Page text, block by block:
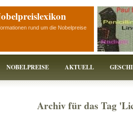
rund um die Nobelpreise
NOBELPREISE AKTUELL
Archiv für das Tag